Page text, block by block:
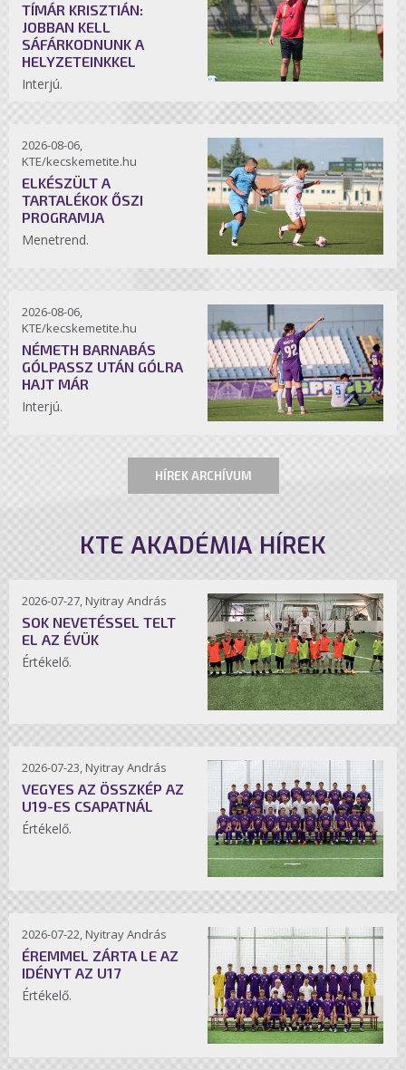
TÍMÁR KRISZTIÁN:
JOBBAN KELL
SÁFÁRKODNUNK A
HELYZETEINKKEL
Interjú.
2026-08-06,
KTE/kecskemetite.hu
ELKÉSZÜLT A
TARTALÉKOK ŐSZI
PROGRAMJA
Menetrend.
2026-08-06,
KTE/kecskemetite.hu
NÉMETH BARNABÁS
GÓLPASSZ UTÁN GÓLRA
HAJT MÁR
Interjú.
HÍREK ARCHÍVUM
KTE AKADÉMIA HÍREK
2026-07-27, Nyitray András
SOK NEVETÉSSEL TELT
EL AZ ÉVÜK
Értékelő.
2026-07-23, Nyitray András
VEGYES AZ ÖSSZKÉP AZ
U19-ES CSAPATNÁL
Értékelő.
2026-07-22, Nyitray András
ÉREMMEL ZÁRTA LE AZ
IDÉNYT AZ U17
Értékelő.